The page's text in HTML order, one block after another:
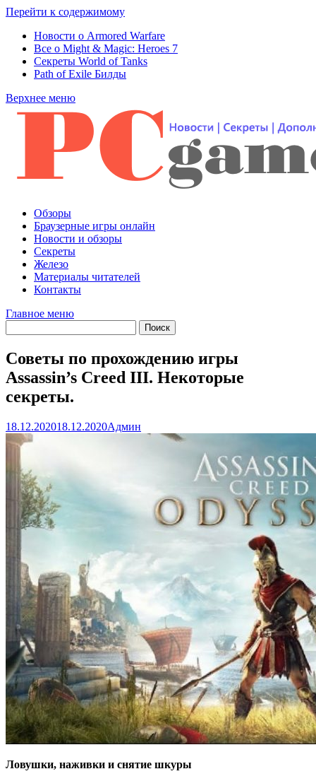
Перейти к содержимому
Новости о Armored Warfare
Все о Might & Magic: Heroes 7
Секреты World of Tanks
Path of Exile Билды
Верхнее меню
Обзоры
Браузерные игры онлайн
Новости и обзоры
Секреты
Железо
Материалы читателей
Контакты
Главное меню
Советы по прохождению игры
Assassin’s Creed III. Некоторые
секреты.
18.12.202018.12.2020Админ
Ловушки, наживки и снятие шкуры